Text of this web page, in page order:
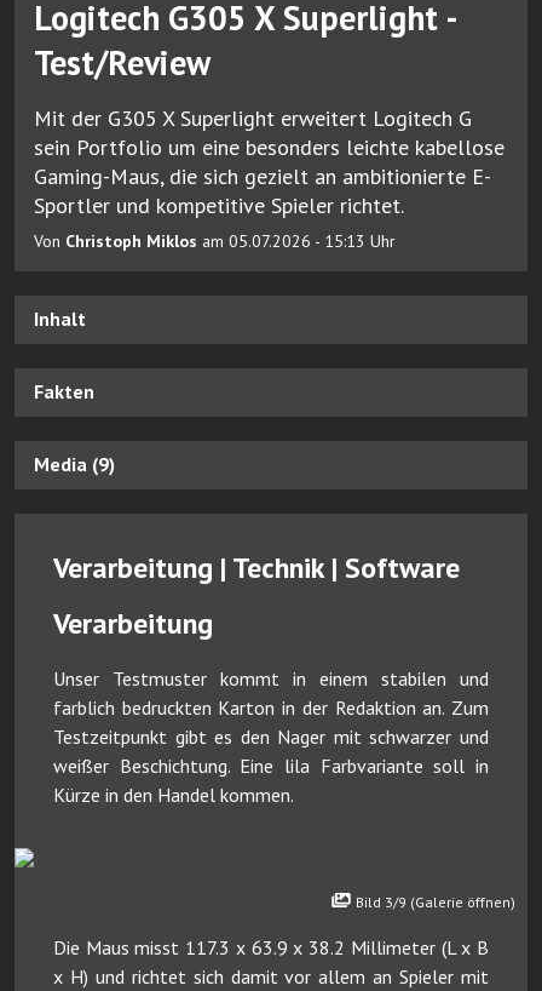
Logitech G305 X Superlight -
Test/Review
Mit der G305 X Superlight erweitert Logitech G
sein Portfolio um eine besonders leichte kabellose
Gaming-Maus, die sich gezielt an ambitionierte E-
Sportler und kompetitive Spieler richtet.
Von Christoph Miklos am 05.07.2026 - 15:13 Uhr
Inhalt
Fakten
Media (9)
Verarbeitung | Technik | Software
Verarbeitung
Unser Testmuster kommt in einem stabilen und
farblich bedruckten Karton in der Redaktion an. Zum
Testzeitpunkt gibt es den Nager mit schwarzer und
weißer Beschichtung. Eine lila Farbvariante soll in
Kürze in den Handel kommen.
Bild 3/9 (Galerie öffnen)
Die Maus misst 117.3 x 63.9 x 38.2 Millimeter (L x B
x H) und richtet sich damit vor allem an Spieler mit